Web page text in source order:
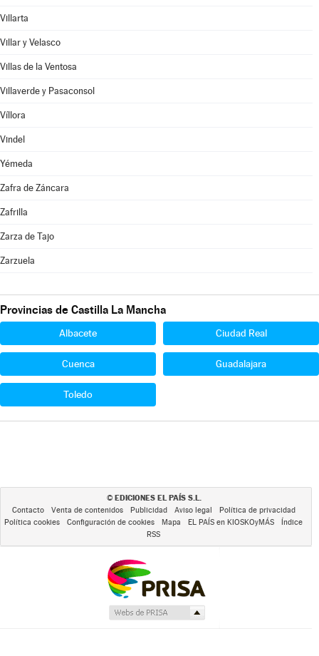
Villarta
Villar y Velasco
Villas de la Ventosa
Villaverde y Pasaconsol
Víllora
Vindel
Yémeda
Zafra de Záncara
Zafrilla
Zarza de Tajo
Zarzuela
Provincias de Castilla La Mancha
Albacete Ciudad Real
Cuenca Guadalajara
Toledo
© EDICIONES EL PAÍS S.L.
Contacto Venta de contenidos Publicidad Aviso legal
Política de privacidad
Política cookies
Configuración de cookies Mapa EL PAÍS en KIOSKOyMÁS
Índice
RSS